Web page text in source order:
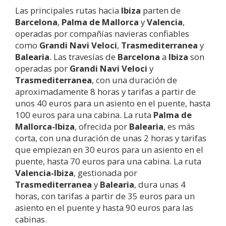
Las principales rutas hacia Ibiza parten de
Barcelona, Palma de Mallorca yValencia,
operadas por compañías navieras confiables
como Grandi Navi Veloci, Trasmediterranea y
Balearia. Las travesías de Barcelona a Ibiza son
operadas por Grandi Navi Veloci y
Trasmediterranea, con una duración de
aproximadamente 8 horas y tarifas a partir de
unos 40 euros para un asiento en el puente, hasta
100 euros para una cabina. La ruta Palma de
Mallorca-Ibiza, ofrecida por Balearia, es más
corta, con una duración de unas 2 horas y tarifas
que empiezan en 30 euros para un asiento en el
puente, hasta 70 euros para una cabina. La ruta
Valencia-Ibiza, gestionada por
Trasmediterranea y Balearia, dura unas 4
horas, con tarifas a partir de 35 euros para un
asiento en el puente y hasta 90 euros para las
cabinas.